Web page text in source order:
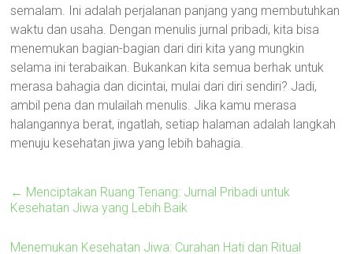
semalam. Ini adalah perjalanan panjang yang membutuhkan
waktu dan usaha. Dengan menulis jurnal pribadi, kita bisa
menemukan bagian-bagian dari diri kita yang mungkin
selama ini terabaikan. Bukankan kita semua berhak untuk
merasa bahagia dan dicintai, mulai dari diri sendiri? Jadi,
ambil pena dan mulailah menulis. Jika kamu merasa
halangannya berat, ingatlah, setiap halaman adalah langkah
menuju kesehatan jiwa yang lebih bahagia.
← Menciptakan Ruang Tenang: Jurnal Pribadi untuk
Kesehatan Jiwa yang Lebih Baik
Menemukan Kesehatan Jiwa: Curahan Hati dan Ritual